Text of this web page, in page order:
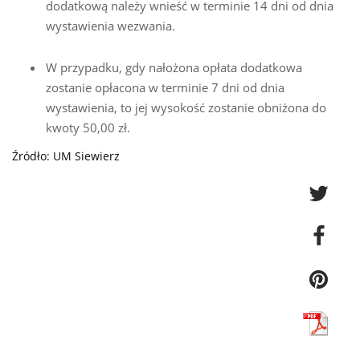
dodatkową należy wnieść w terminie 14 dni od dnia
wystawienia wezwania.
W przypadku, gdy nałożona opłata dodatkowa
zostanie opłacona w terminie 7 dni od dnia
wystawienia, to jej wysokość zostanie obniżona do
kwoty 50,00 zł.
Źródło: UM Siewierz